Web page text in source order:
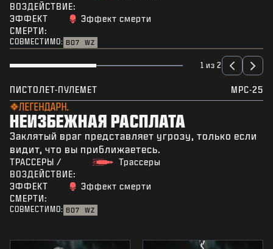
ВОЗДЕЙСТВИЕ:
ЭФФЕКТ
СМЕРТИ:
Эффект смерти
СОВМЕСТИМО: BO7 WZ
1 из 2
ПИСТОЛЕТ-ПУЛЕМЕТ MPC-25
ЛЕГЕНДАРН.
НЕИЗБЕЖНАЯ РАСПЛАТА
Заклятый враг представляет угрозу, только если
видит, что вы приближаетесь.
ТРАССЕРЫ /
ВОЗДЕЙСТВИЕ:
Трассеры
ЭФФЕКТ
СМЕРТИ:
Эффект смерти
СОВМЕСТИМО: BO7 WZ